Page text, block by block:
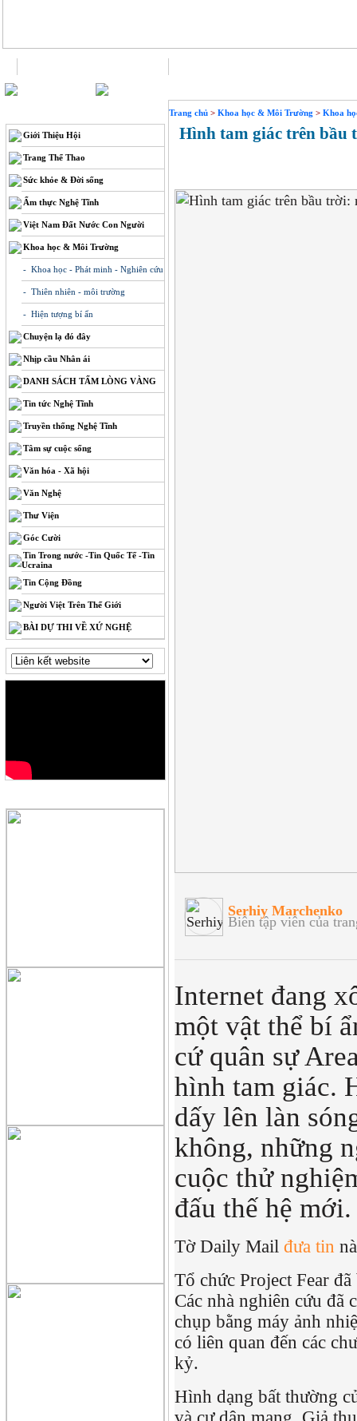
Giới Thiệu Hội
Trang Thể Thao
Sức khỏe & Đời sống
Ẩm thực Nghệ Tĩnh
Việt Nam Đất Nước Con Người
Khoa học & Môi Trường
- Khoa học - Phát minh - Nghiên cứu
- Thiên nhiên - môi trường
- Hiện tượng bí ẩn
Chuyện lạ đó đây
Nhịp cầu Nhân ái
DANH SÁCH TẤM LÒNG VÀNG
Tin tức Nghệ Tĩnh
Truyền thống Nghệ Tĩnh
Tâm sự cuộc sống
Văn hóa - Xã hội
Văn Nghệ
Thư Viện
Góc Cười
Tin Trong nước -Tin Quốc Tế -Tin
Ucraina
Tin Cộng Đồng
Người Việt Trên Thế Giới
BÀI DỰ THI VỀ XỨ NGHỆ
Trang chủ > Khoa học & Môi Trường > Khoa
Hình tam giác trên bầu
Serhiy Marchenko
Biên tập viên của
Internet đang
một vật thể bí
cứ quân sự
hình tam giác.
dấy lên làn
không, những
cuộc thử
đấu thế hệ mới.
Tờ Daily Mail đưa tin
Tổ chức Project Fear
Các nhà nghiên cứu đã
chụp bằng máy ảnh
có liên quan đến các
kỷ.
Hình dạng bất thường